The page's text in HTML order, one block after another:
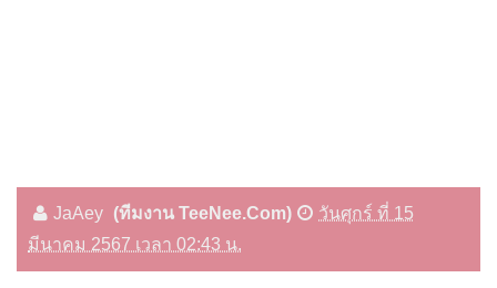
JaAey (ทีมงาน TeeNee.Com)
วันศุกร์ ที่ 15
มีนาคม 2567 เวลา 02:43 น.